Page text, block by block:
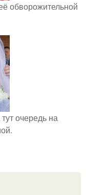
обворожительной
очередь на